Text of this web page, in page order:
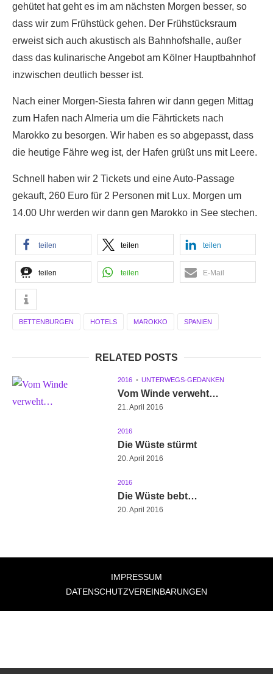
gehütet hat geht es im am nächsten Morgen besser, so
dass wir zum Frühstück gehen. Der Frühstücksraum
erweist sich auch akustisch als Bahnhofshalle, außer
dass das kulinarische Angebot am Kölner Hauptbahnhof
inzwischen deutlich besser ist.
Nach einer Morgen-Siesta fahren wir dann gegen Mittag
zum Hafen nach Almeria um die Fährtickets nach
Marokko zu besorgen. Wir haben es so abgepasst, dass
die heutige Fähre weg ist, der Hafen grüßt uns mit Leere.
Schnell haben wir 2 Tickets und eine Auto-Passage
gekauft, 260 Euro für 2 Personen mit Lux. Morgen um
14.00 Uhr werden wir dann gen Marokko in See stechen.
teilen teilen teilen
teilen teilen E-Mail
BETTENBURGEN HOTELS MAROKKO SPANIEN
RELATED POSTS
2016 UNTERWEGS-GEDANKEN
Vom Winde verweht…
21. April 2016
2016
Die Wüste stürmt
20. April 2016
2016
Die Wüste bebt…
20. April 2016
IMPRESSUM
DATENSCHUTZVEREINBARUNGEN